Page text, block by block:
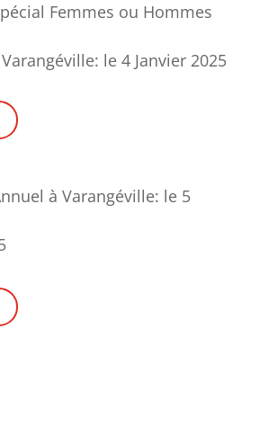
Femmes ou Hommes
le 4 Janvier 2025
à Varangéville: le 5